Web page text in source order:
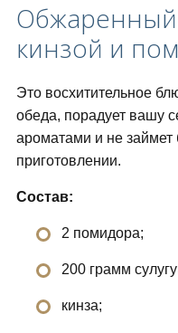
Обжаренный
кинзой и
Это восхитительное
обеда, порадует вашу
ароматами и не займет
приготовлении.
Состав:
2 помидора;
200 грамм
кинза;